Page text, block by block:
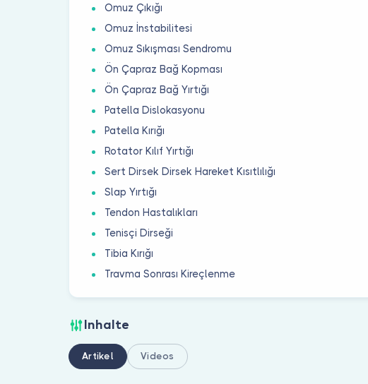
Omuz Çıkığı
Omuz İnstabilitesi
Omuz Sıkışması Sendromu
Ön Çapraz Bağ Kopması
Ön Çapraz Bağ Yırtığı
Patella Dislokasyonu
Patella Kırığı
Rotator Kılıf Yırtığı
Sert Dirsek Dirsek Hareket Kısıtlılığı
Slap Yırtığı
Tendon Hastalıkları
Tenisçi Dirseği
Tibia Kırığı
Travma Sonrası Kireçlenme
Inhalte
Artikel Videos